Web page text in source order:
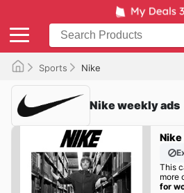
Sports Nike
Nike weekly ads
Nike
This
more
for